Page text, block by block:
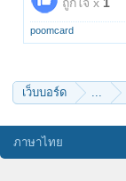
poomcard
เว็บบอร์ด ...
ภาษาไทย